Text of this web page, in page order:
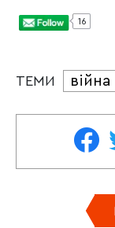
16
ТЕМИ війна